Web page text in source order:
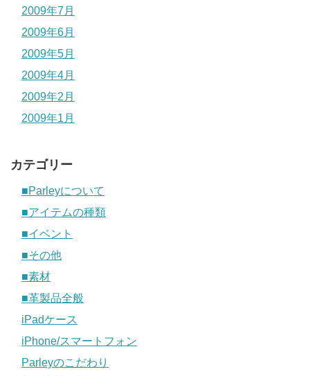
2009年7月
2009年6月
2009年5月
2009年4月
2009年2月
2009年1月
カテゴリー
■Parleyについて
■アイテムの種類
■イベント
■その他
■素材
■革製品全般
iPadケース
iPhone/スマートフォン
Parleyのこだわり